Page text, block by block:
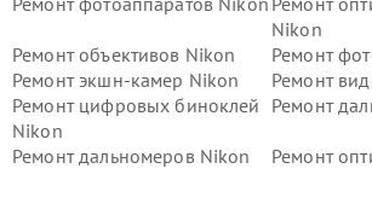
Nikon
Ремонт объективов Nikon
Ремонт
Ремонт экшн-камер Nikon
Ремонт
Ремонт цифровых биноклей
Nikon
Ремонт
Ремонт дальномеров Nikon
Ремонт